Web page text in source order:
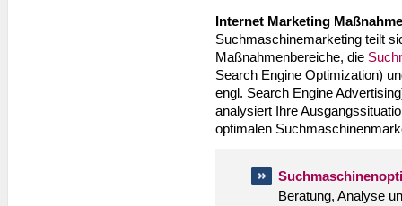
Internet Marketing
Suchmaschinemarketing teilt
Maßnahmenbereiche, die
Search Engine Optimization)
engl. Search Engine
analysiert Ihre
optimalen
Beratung, Analyse